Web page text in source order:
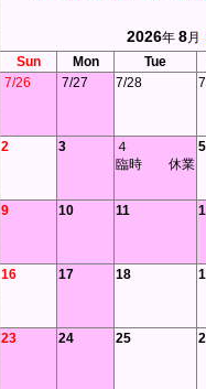
2026年 8月
Sun
Mon Tue
7/26
7/27 7/28
2 3
４
臨時 休業
5
9 10 11
16 17 18
23 24 25